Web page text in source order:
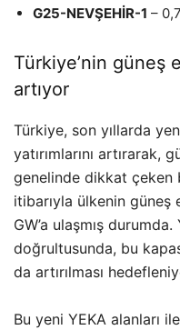
G25-NEVŞEHİR-1 –
Türkiye’nin güneş
artıyor
Türkiye, son yıllarda
yatırımlarını artırarak,
genelinde dikkat çeken
itibarıyla ülkenin güneş
GW’a ulaşmış
doğrultusunda, bu
da artırılması
Bu yeni YEKA alanları